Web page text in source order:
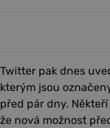
Twitter pak dnes
kterým jsou
před pár dny.
že nová možnost